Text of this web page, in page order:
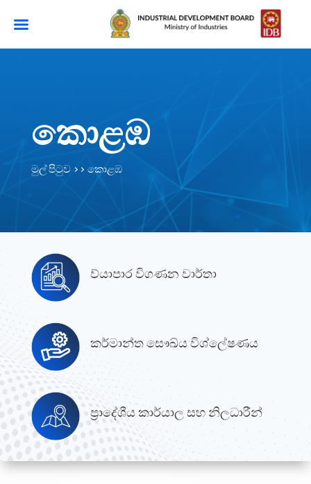
කොළඹ
මුල් පිටුව >> කොළඹ
ව්යාපාර විගණන වාර්තා
කර්මාන්ත සෞඛ්ය විශ්ලේෂණය
ප්‍රාදේශීය කාර්යාල සහ නිලධාරීන්